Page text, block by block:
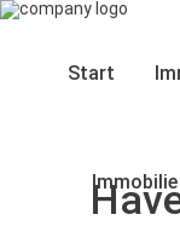
Start